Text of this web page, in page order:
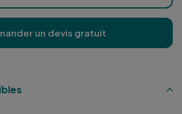
un devis gratuit